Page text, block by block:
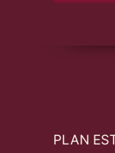
PLAN